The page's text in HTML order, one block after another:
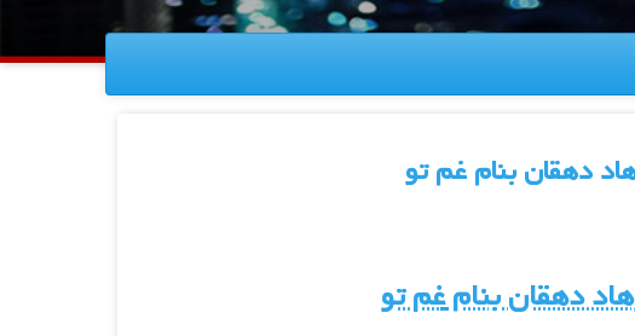
دهقان بنام غم تو
دهقانبنامغم تو